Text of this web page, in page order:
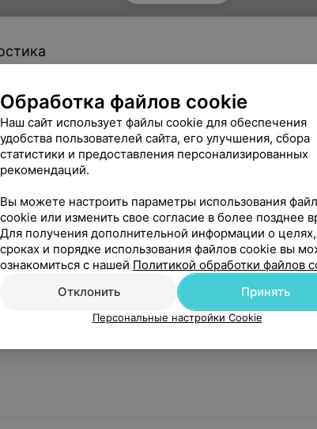
в моче
диагностика (УЗИ)
диагностика
Обработка файлов cookie
Наш сайт использует файлы cookie для обеспечения
удобства пользователей сайта, его улучшения, сбора
статистики и предоставления персонализированных
рекомендаций.
Вы можете настроить параметры использования
cookie или изменить свое согласие в более позднее
Для получения дополнительной информации о целях,
сроках и порядке использования файлов cookie вы
ознакомиться с нашей Политикой обработки файлов
Отклонить
Принять
Персональные настройки Cookie